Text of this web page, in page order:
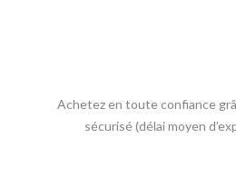
Achetez en toute confiance
sécurisé (délai moyen